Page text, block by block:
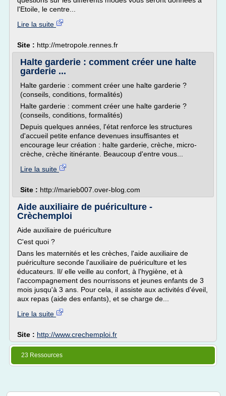
l'Etoile, le centre...
Lire la suite
Site : http://metropole.rennes.fr
Halte garderie : comment créer une halte
garderie ...
Halte garderie : comment créer une halte garderie ?
(conseils, conditions, formalités)
Halte garderie : comment créer une halte garderie ?
(conseils, conditions, formalités)
Depuis quelques années, l'état renforce les structures
d'accueil petite enfance devenues insuffisantes et
encourage leur création : halte garderie, crèche, micro-
crèche, crèche itinérante. Beaucoup d'entre vous...
Lire la suite
Site : http://marieb007.over-blog.com
Aide auxiliaire de puériculture -
Crèchemploi
Aide auxiliaire de puériculture
C'est quoi ?
Dans les maternités et les crèches, l'aide auxiliaire de
puériculture seconde l'auxiliaire de puériculture et les
éducateurs. Il/ elle veille au confort, à l'hygiène, et à
l'accompagnement des nourrissons et jeunes enfants de 3
mois jusqu'à 3 ans. Pour cela, il assiste aux activités d'éveil,
aux repas (aide des enfants), et se charge de...
Lire la suite
Site : http://www.crechemploi.fr
23 Ressources